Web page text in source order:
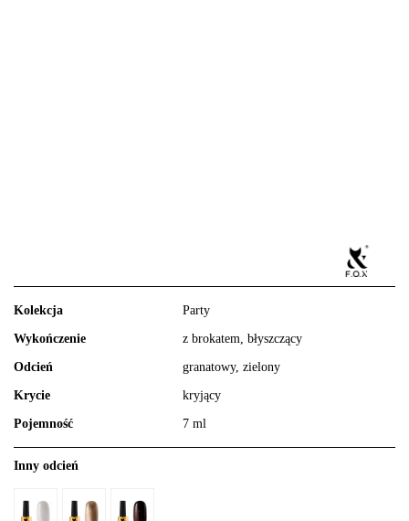
Kolekcja Party
Wykończenie z brokatem, błyszczący
Odcień granatowy, zielony
Krycie kryjący
Pojemność 7 ml
Inny odcień